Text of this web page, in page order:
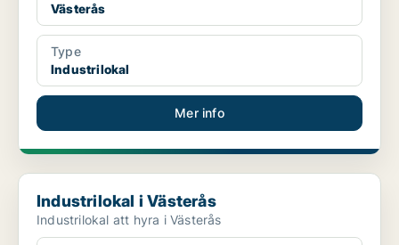
Västerås
Type
Industrilokal
Mer info
Industrilokal i Västerås
Industrilokal i Västerås
Industrilokal att hyra i Västerås